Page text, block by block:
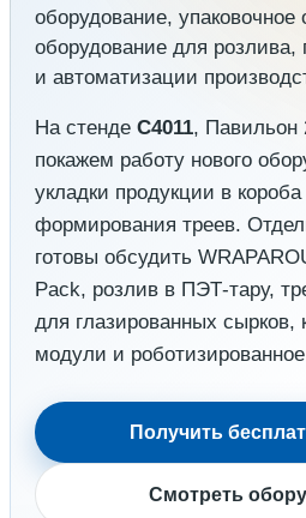
оборудование, упаковочное
оборудование для розлива,
и автоматизации
На стенде C4011,
покажем работу нового
укладки продукции в
формирования треев.
готовы обсудить
Pack, розлив в ПЭТ-тару,
для глазированных сырков,
модули и
Получить
Смотреть